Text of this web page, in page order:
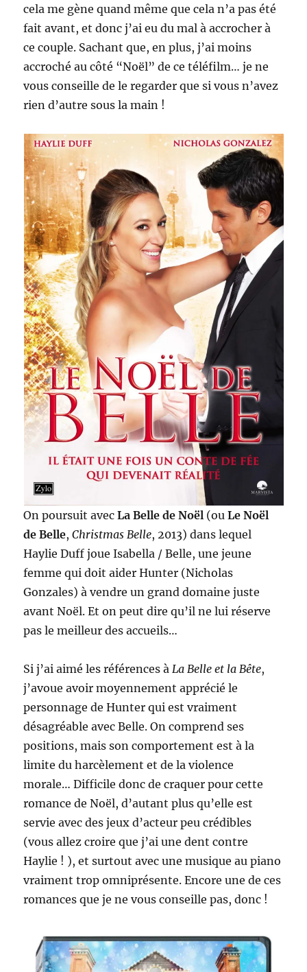
cela me gène quand même que cela n’a pas été
fait avant, et donc j’ai eu du mal à accrocher à
ce couple. Sachant que, en plus, j’ai moins
accroché au côté “Noël” de ce téléfilm… je ne
vous conseille de le regarder que si vous n’avez
rien d’autre sous la main !
On poursuit avecLa Belle de Noël (ouLe Noël
de Belle,Christmas Belle, 2013) dans lequel
Haylie Duff joue Isabella / Belle, une jeune
femme qui doit aider Hunter (Nicholas
Gonzales) à vendre un grand domaine juste
avant Noël. Et on peut dire qu’il ne lui réserve
pas le meilleur des accueils…
Si j’ai aimé les références à La Belle et la Bête,
j’avoue avoir moyennement apprécié le
personnage de Hunter qui est vraiment
désagréable avec Belle. On comprend ses
positions, mais son comportement est à la
limite du harcèlement et de la violence
morale… Difficile donc de craquer pour cette
romance de Noël, d’autant plus qu’elle est
servie avec des jeux d’acteur peu crédibles
(vous allez croire que j’ai une dent contre
Haylie ! ), et surtout avec une musique au piano
vraiment trop omniprésente. Encore une de ces
romances que je ne vous conseille pas, donc !